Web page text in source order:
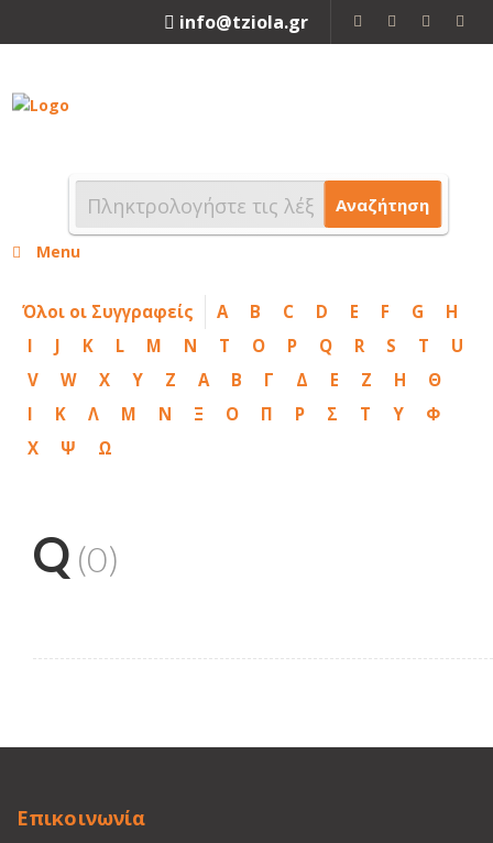
info@tziola.gr
Αναζήτηση
Menu
Όλοι οι Συγγραφείς A B C D E F G
H
I
J K L M N T O P Q R S T
U
V
W X Y Z Α Β Γ Δ Ε Ζ Η
Θ
Ι
Κ Λ Μ Ν Ξ Ο Π Ρ Σ Τ Υ
Φ
Χ
Ψ Ω
Q (0)
Επικοινωνία